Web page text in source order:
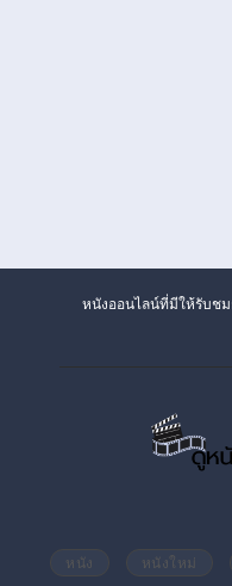
หนังออนไลน์ที่มีให้รับช
หนัง หนังใหม่